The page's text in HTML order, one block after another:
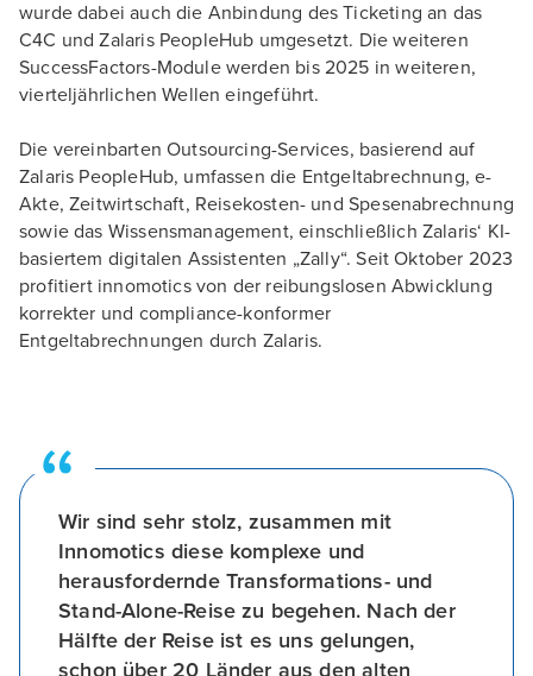
wurde dabei auch die Anbindung des Ticketing an das
C4C und Zalaris PeopleHub umgesetzt. Die weiteren
SuccessFactors-Module werden bis 2025 in weiteren,
vierteljährlichen Wellen eingeführt.
Die vereinbarten Outsourcing-Services, basierend auf
Zalaris PeopleHub, umfassen die Entgeltabrechnung, e-
Akte, Zeitwirtschaft, Reisekosten- und Spesenabrechnung
sowie das Wissensmanagement, einschließlich Zalaris‘ KI-
basiertem digitalen Assistenten „Zally“. Seit Oktober 2023
profitiert innomotics von der reibungslosen Abwicklung
korrekter und compliance-konformer
Entgeltabrechnungen durch Zalaris.
Wir sind sehr stolz, zusammen mit
Innomotics diese komplexe und
herausfordernde Transformations- und
Stand-Alone-Reise zu begehen. Nach der
Hälfte der Reise ist es uns gelungen,
schon über 20 Länder aus den alten